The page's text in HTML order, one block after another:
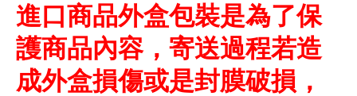
進口商品外盒包裝是為了保
護商品內容，寄送過程若造
成外盒損傷或是封膜破損，